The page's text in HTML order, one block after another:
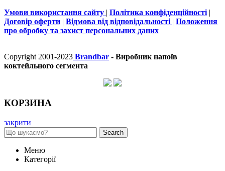
Умови використання сайту | Політика конфіденційності |
Договір оферти | Відмова від відповідальності | Положення
про обробку та захист персональних даних
Copyright 2001-2023 Brandbar - Виробник напоїв
коктейльного сегмента
КОРЗИНА
закрити
Search
Меню
Категорії